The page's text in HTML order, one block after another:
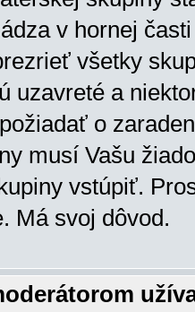
v hornej
všetky
uzavreté a
o
musí Vašu
vstúpiť.
Má svoj dôvod.